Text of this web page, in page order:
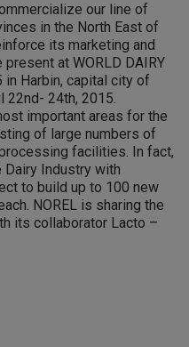
our line of
in the North East of
its marketing and
at WORLD DAIRY
in Harbin, capital city of
22nd- 24th, 2015.
important areas for the
of large numbers of
facilities. In fact,
Dairy Industry with
to build up to 100 new
NOREL is sharing the
its collaborator Lacto –